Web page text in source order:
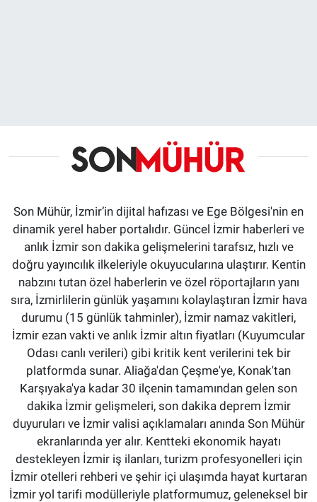
Son Mühür, İzmir’in dijital hafızası ve Ege Bölgesi'nin en
dinamik yerel haber portalıdır. Güncel İzmir haberleri ve
anlık İzmir son dakika gelişmelerini tarafsız, hızlı ve
doğru yayıncılık ilkeleriyle okuyucularına ulaştırır. Kentin
nabzını tutan özel haberlerin ve özel röportajların yanı
sıra, İzmirlilerin günlük yaşamını kolaylaştıran İzmir hava
durumu (15 günlük tahminler), İzmir namaz vakitleri,
İzmir ezan vakti ve anlık İzmir altın fiyatları (Kuyumcular
Odası canlı verileri) gibi kritik kent verilerini tek bir
platformda sunar. Aliağa'dan Çeşme'ye, Konak'tan
Karşıyaka'ya kadar 30 ilçenin tamamından gelen son
dakika İzmir gelişmeleri, son dakika deprem İzmir
duyuruları ve İzmir valisi açıklamaları anında Son Mühür
ekranlarında yer alır. Kentteki ekonomik hayatı
destekleyen İzmir iş ilanları, turizm profesyonelleri için
İzmir otelleri rehberi ve şehir içi ulaşımda hayat kurtaran
İzmir yol tarifi modülleriyle platformumuz, geleneksel bir